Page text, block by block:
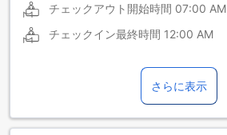
チェックアウト開始時間 07:00 AM
チェックイン最終時間 12:00 AM
さらに表示